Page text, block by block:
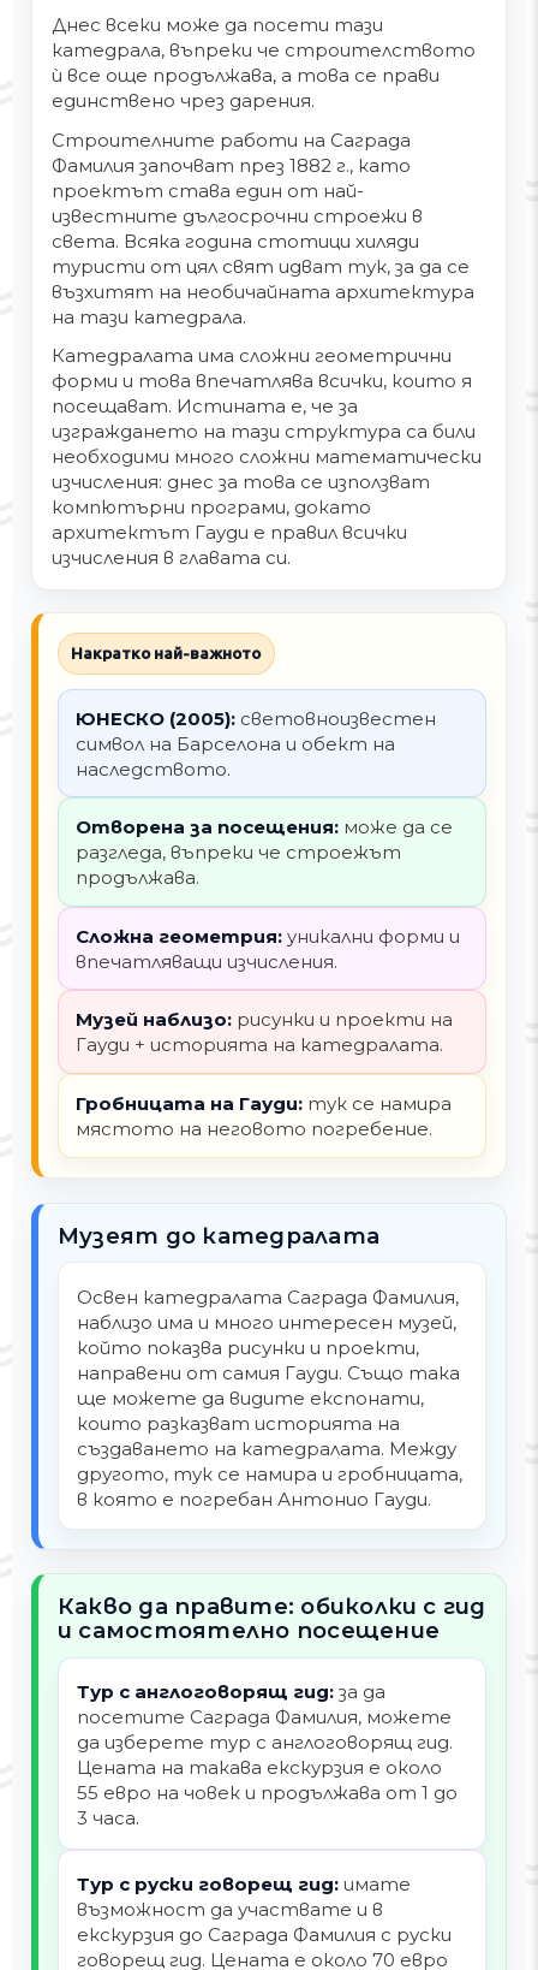
Днес всеки може да посети тази
катедрала, въпреки че строителството
ѝ все още продължава, а това се прави
единствено чрез дарения.
Строителните работи на Саграда
Фамилия започват през 1882 г., като
проектът става един от най-
известните дългосрочни строежи в
света. Всяка година стотици хиляди
туристи от цял свят идват тук, за да се
възхитят на необичайната архитектура
на тази катедрала.
Катедралата има сложни геометрични
форми и това впечатлява всички, които я
посещават. Истината е, че за
изграждането на тази структура са били
необходими много сложни математически
изчисления: днес за това се използват
компютърни програми, докато
архитектът Гауди е правил всички
изчисления в главата си.
Накратко най-важното
ЮНЕСКО (2005):световноизвестен
символ на Барселона и обект на
наследството.
Отворена за посещения:може да се
разгледа, въпреки че строежът
продължава.
Сложна геометрия:уникални форми и
впечатляващи изчисления.
Музей наблизо:рисунки и проекти на
Гауди + историята на катедралата.
Гробницата на Гауди:тук се намира
мястото на неговото погребение.
Музеят до катедралата
Освен катедралата Саграда Фамилия,
наблизо има и много интересен музей,
който показва рисунки и проекти,
направени от самия Гауди. Също така
ще можете да видите експонати,
които разказват историята на
създаването на катедралата. Между
другото, тук се намира и гробницата,
в която е погребан Антонио Гауди.
Какво да правите: обиколки с гид
и самостоятелно посещение
Тур с англоговорящ гид: за да
посетите Саграда Фамилия, можете
да изберете тур с англоговорящ гид.
Цената на такава екскурзия е около
55 евро на човек и продължава от 1 до
3 часа.
Тур с руски говорещ гид: имате
възможност да участвате и в
екскурзия до Саграда Фамилия с руски
говорещ гид. Цената е около 70 евро